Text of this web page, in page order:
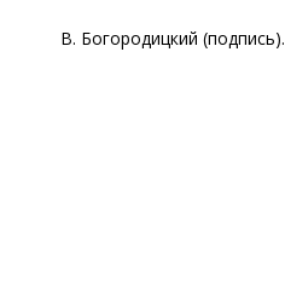
В. Богородицкий (подпись).